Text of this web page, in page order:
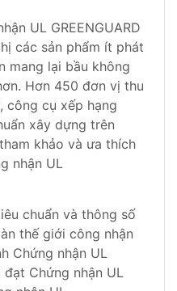
UL GREENGUARD
các sản phẩm ít phát
mang lại bầu không
Hơn 450 đơn vị thu
công cụ xếp hạng
xây dựng trên
khảo và ưa thích
nhận UL
chuẩn và thông số
thế giới công nhận
Chứng nhận UL
đạt Chứng nhận UL